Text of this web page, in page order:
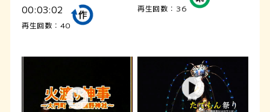
00:03:02
再生回数：40
再生回数：36